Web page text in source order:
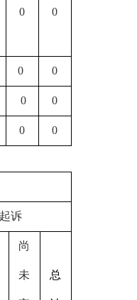
0 0
0 0
0 0
0 0
诉
尚
未 总